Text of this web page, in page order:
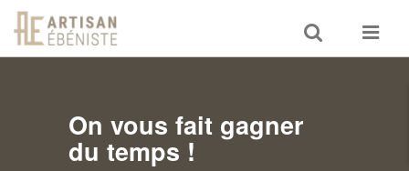
Toggle
search
Toggle
On vous fait gagner
du temps !